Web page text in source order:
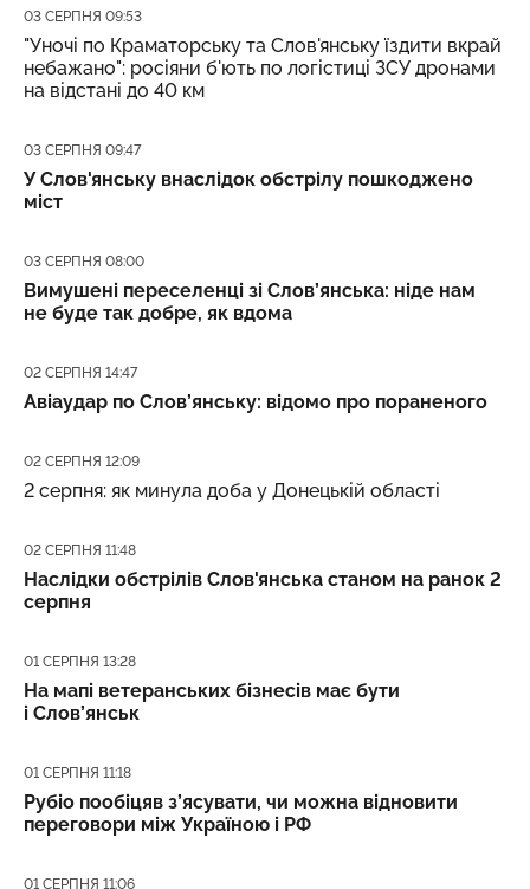
Дата публікації
03 СЕРПНЯ 09:53
"Уночі по Краматорську та Слов'янську їздити вкрай
небажано": росіяни б'ють по логістиці ЗСУ дронами
на відстані до 40 км
Дата публікації
03 СЕРПНЯ 09:47
У Слов'янську внаслідок обстрілу пошкоджено
міст
Дата публікації
03 СЕРПНЯ 08:00
Вимушені переселенці зі Слов’янська: ніде нам
не буде так добре, як вдома
Дата публікації
02 СЕРПНЯ 14:47
Авіаудар по Слов’янську: відомо про пораненого
Дата публікації
02 СЕРПНЯ 12:09
2 серпня: як минула доба у Донецькій області
Дата публікації
02 СЕРПНЯ 11:48
Наслідки обстрілів Слов'янська станом на ранок 2
серпня
Дата публікації
01 СЕРПНЯ 13:28
На мапі ветеранських бізнесів має бути
і Слов’янськ
Дата публікації
01 СЕРПНЯ 11:18
Рубіо пообіцяв з’ясувати, чи можна відновити
переговори між Україною і РФ
Дата публікації
01 СЕРПНЯ 11:06